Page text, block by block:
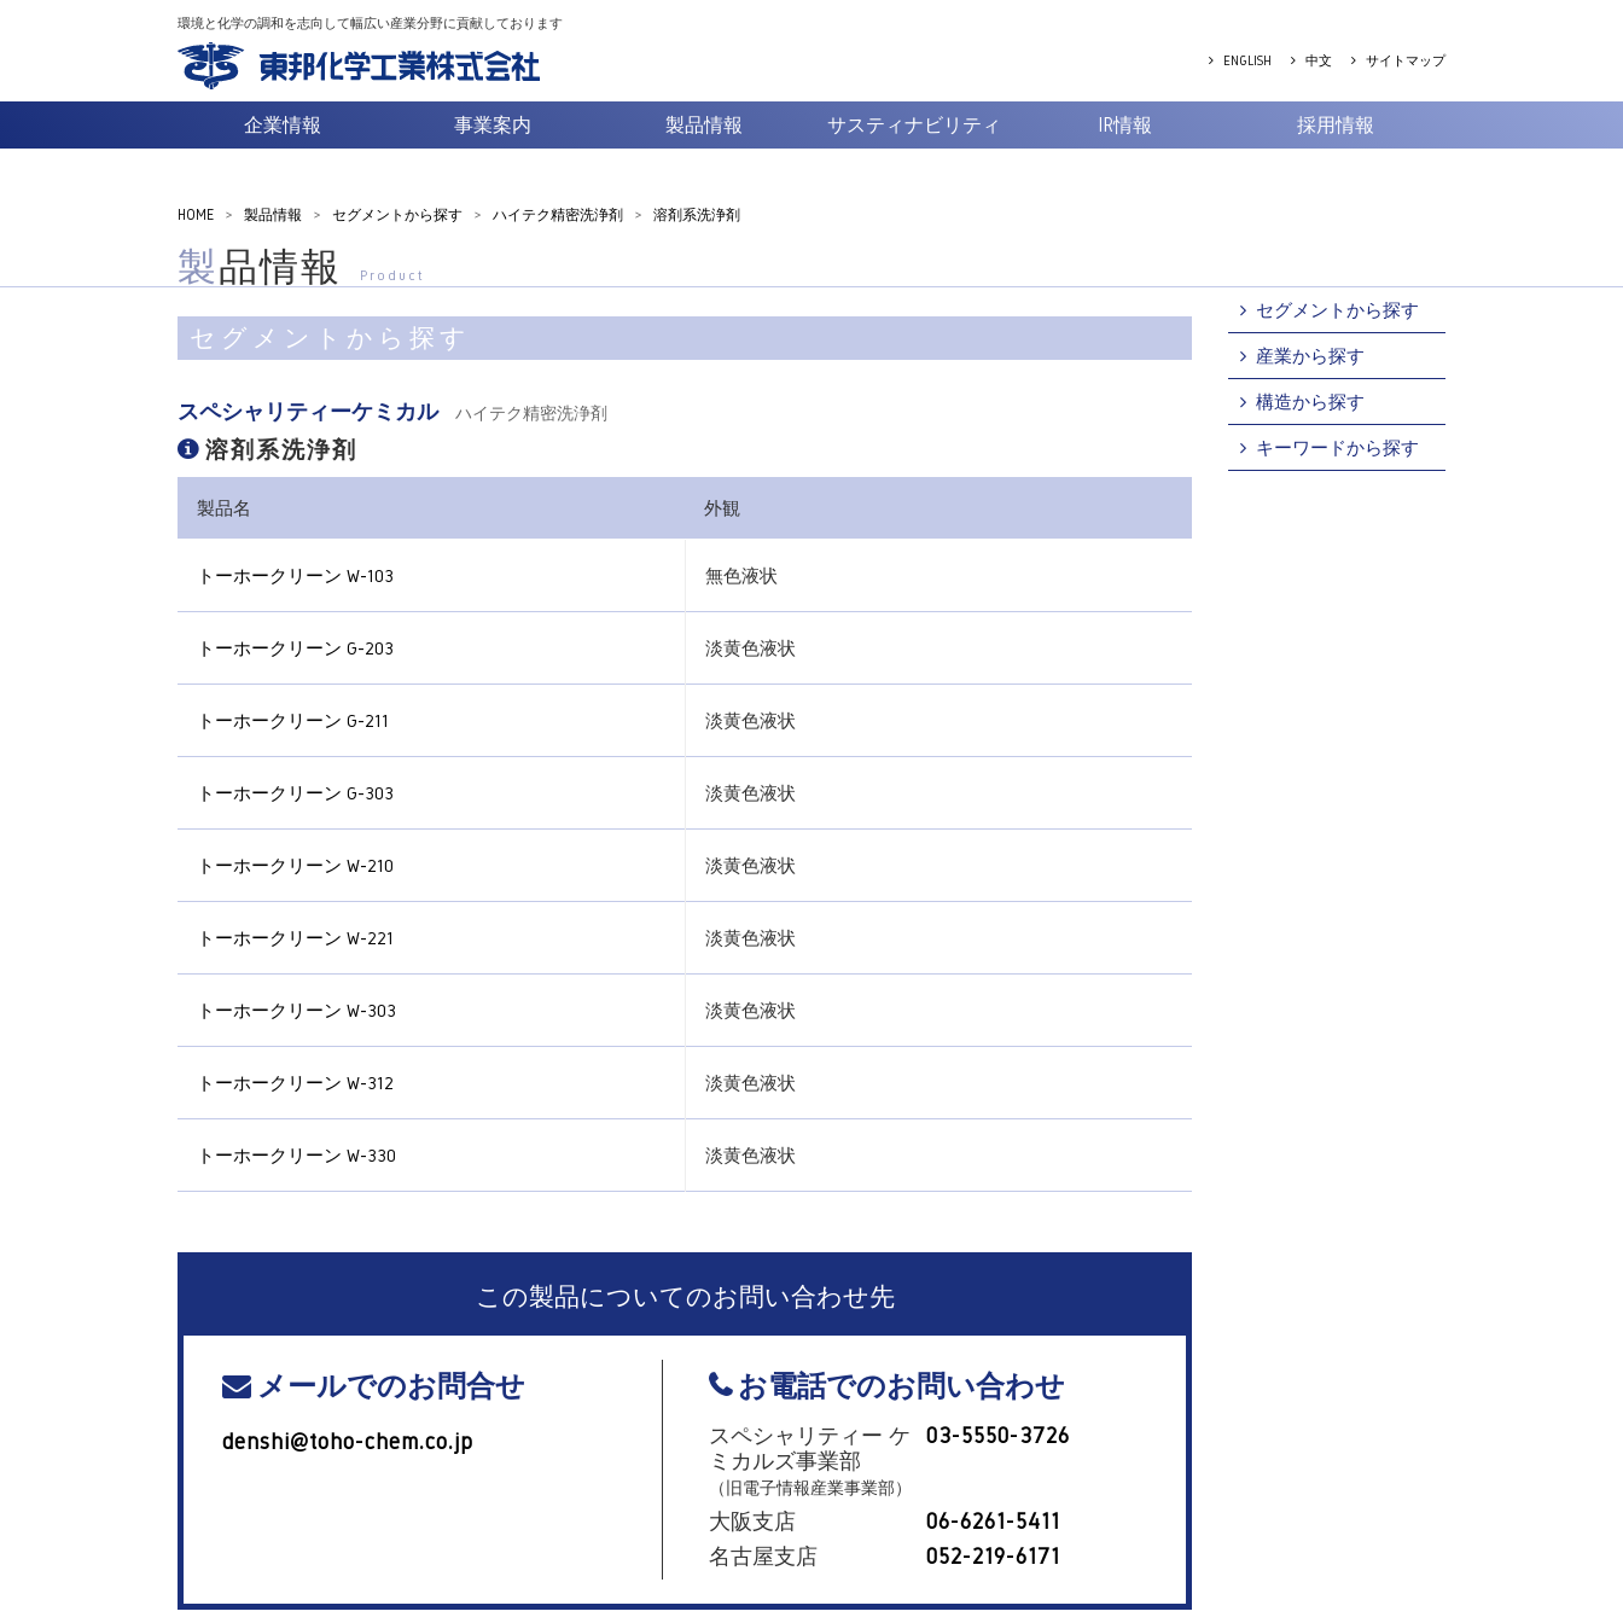
環境と化学の調和を志向して幅広い産業分野に貢献しております
ENGLISH 中文 サイトマップ
企業情報 事業案内 製品情報 サスティナビリティ IR情報 採用情報
HOME > 製品情報 > セグメントから探す > ハイテク精密洗浄剤 > 溶剤系洗浄剤
製品情報 Product
セグメントから探す
スペシャリティーケミカル ハイテク精密洗浄剤
溶剤系洗浄剤
製品名 外観
トーホークリーン W-103 無色液状
トーホークリーン G-203 淡黄色液状
トーホークリーン G-211 淡黄色液状
トーホークリーン G-303 淡黄色液状
トーホークリーン W-210 淡黄色液状
トーホークリーン W-221 淡黄色液状
トーホークリーン W-303 淡黄色液状
トーホークリーン W-312 淡黄色液状
トーホークリーン W-330 淡黄色液状
この製品についてのお問い合わせ先
メールでのお問合せ
denshi@toho-chem.co.jp
お電話でのお問い合わせ
スペシャリティー ケ
ミカルズ事業部
（旧電子情報産業事業部）
03-5550-3726
大阪支店
06-6261-5411
名古屋支店
052-219-6171
セグメントから探す
産業から探す
構造から探す
キーワードから探す